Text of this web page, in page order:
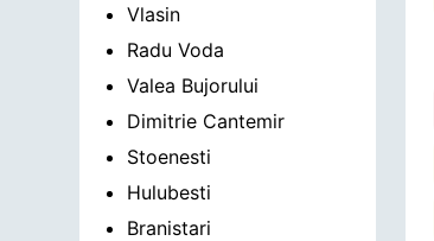
Vlasin
Radu Voda
Valea Bujorului
Dimitrie Cantemir
Stoenesti
Hulubesti
Branistari